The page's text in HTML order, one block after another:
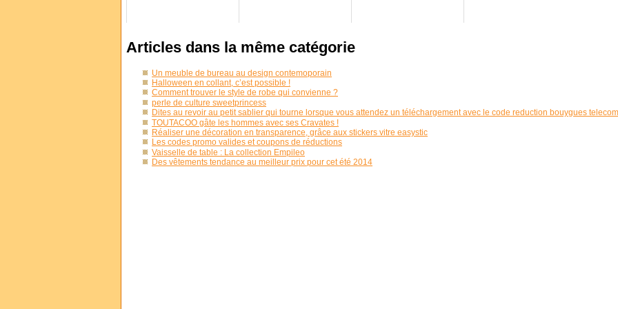
Articles dans la même catégorie
Un meuble de bureau au design contemoporain
Halloween en collant, c’est possible !
Comment trouver le style de robe qui convienne ?
perle de culture sweetprincess
Dites au revoir au petit sablier qui tourne lorsque vous attendez un téléchargement avec le code reduction bouygues
TOUTACOO gâte les hommes avec ses Cravates !
Réaliser une décoration en transparence, grâce aux stickers vitre easystic
Les codes promo valides et coupons de réductions
Vaisselle de table : La collection Empileo
Des vêtements tendance au meilleur prix pour cet été 2014